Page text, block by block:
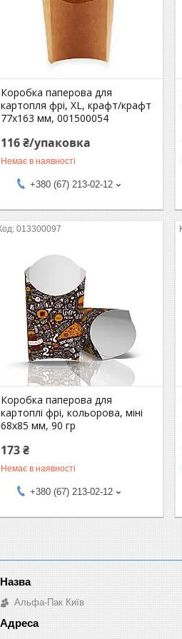
Коробка паперова для
картопля фрі, XL, крафт/крафт
77х163 мм, 001500054
116 ₴/упаковка
Немає в наявності
+380 (67) 213-02-12
013300097
Коробка паперова для
картоплі фрі, кольорова, міні
68х85 мм, 90 гр
173 ₴
Немає в наявності
+380 (67) 213-02-12
Альфа-Пак Київ